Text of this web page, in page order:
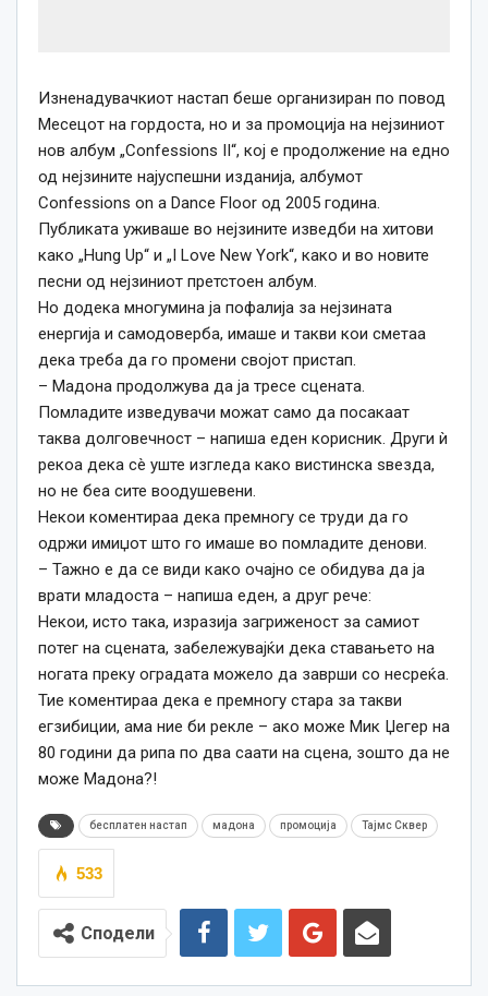
Изненадувачкиот настап беше организиран по повод
Месецот на гордоста, но и за промоција на нејзиниот
нов албум „Confessions II“, кој е продолжение на едно
од нејзините најуспешни изданија, албумот
Confessions on a Dance Floor од 2005 година.
Публиката уживаше во нејзините изведби на хитови
како „Hung Up“ и „I Love New York“, како и во новите
песни од нејзиниот претстоен албум.
Но додека многумина ја пофалија за нејзината
енергија и самодоверба, имаше и такви кои сметаа
дека треба да го промени својот пристап.
– Мадона продолжува да ја тресе сцената.
Помладите изведувачи можат само да посакаат
таква долговечност – напиша еден корисник. Други ѝ
рекоа дека сè уште изгледа како вистинска ѕвезда,
но не беа сите воодушевени.
Некои коментираа дека премногу се труди да го
одржи имиџот што го имаше во помладите денови.
– Тажно е да се види како очајно се обидува да ја
врати младоста – напиша еден, а друг рече:
Некои, исто така, изразија загриженост за самиот
потег на сцената, забележувајќи дека ставањето на
ногата преку оградата можело да заврши со несреќа.
Тие коментираа дека е премногу стара за такви
егзибиции, ама ние би рекле – ако може Мик Џегер на
80 години да рипа по два саати на сцена, зошто да не
може Мадона?!
бесплатен настап мадона промоција Тајмс Сквер
533
Сподели